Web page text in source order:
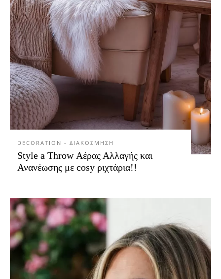
DECORATION - ΔΙΑΚΟΣΜΗΣΗ
Style a Throw Αέρας Αλλαγής και
Ανανέωσης με cosy ριχτάρια!!